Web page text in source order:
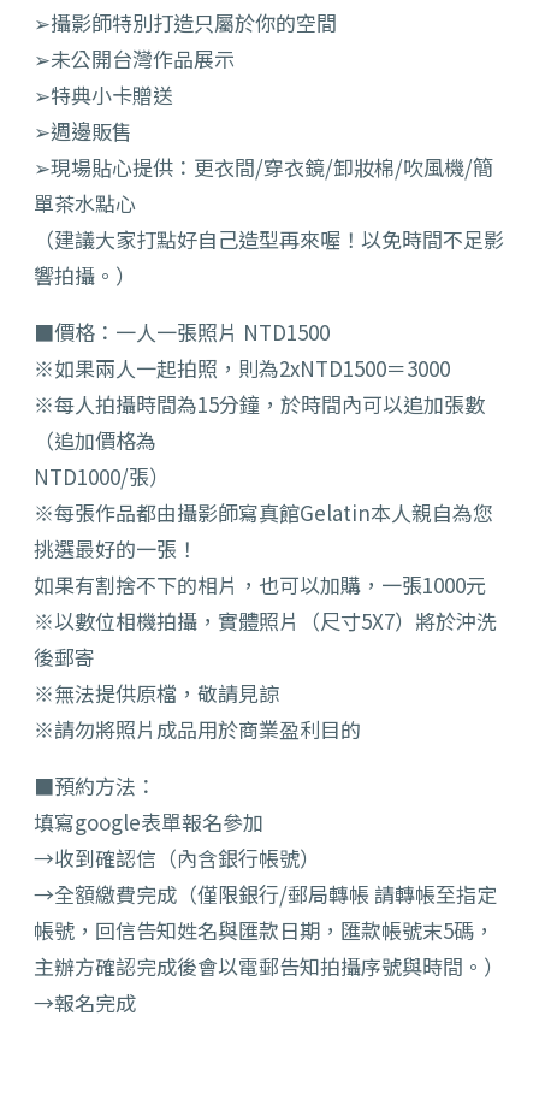
➢攝影師特別打造只屬於你的空間
➢未公開台灣作品展示
➢特典小卡贈送
➢週邊販售
➢現場貼心提供：更衣間/穿衣鏡/卸妝棉/吹風機/簡
單茶水點心
（建議大家打點好自己造型再來喔！以免時間不足影
響拍攝。）
■價格：一人一張照片 NTD1500
※如果兩人一起拍照，則為2xNTD1500＝3000
※每人拍攝時間為15分鐘，於時間內可以追加張數
（追加價格為
NTD1000/張）
※每張作品都由攝影師寫真館Gelatin本人親自為您
挑選最好的一張！
如果有割捨不下的相片，也可以加購，一張1000元
※以數位相機拍攝，實體照片（尺寸5X7）將於沖洗
後郵寄
※無法提供原檔，敬請見諒
※請勿將照片成品用於商業盈利目的
■預約方法：
填寫google表單報名參加
→收到確認信（內含銀行帳號）
→全額繳費完成（僅限銀行/郵局轉帳 請轉帳至指定
帳號，回信告知姓名與匯款日期，匯款帳號末5碼，
主辦方確認完成後會以電郵告知拍攝序號與時間。）
→報名完成